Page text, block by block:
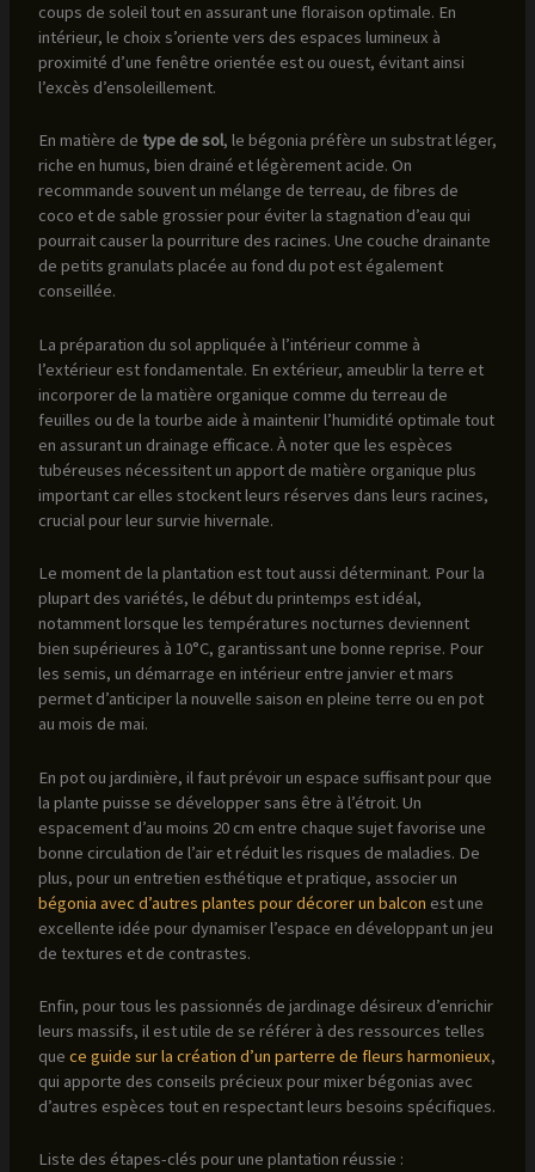
coups de soleil tout en assurant une floraison optimale. En
intérieur, le choix s’oriente vers des espaces lumineux à
proximité d’une fenêtre orientée est ou ouest, évitant ainsi
l’excès d’ensoleillement.
En matière de type de sol, le bégonia préfère un substrat léger,
riche en humus, bien drainé et légèrement acide. On
recommande souvent un mélange de terreau, de fibres de
coco et de sable grossier pour éviter la stagnation d’eau qui
pourrait causer la pourriture des racines. Une couche drainante
de petits granulats placée au fond du pot est également
conseillée.
La préparation du sol appliquée à l’intérieur comme à
l’extérieur est fondamentale. En extérieur, ameublir la terre et
incorporer de la matière organique comme du terreau de
feuilles ou de la tourbe aide à maintenir l’humidité optimale tout
en assurant un drainage efficace. À noter que les espèces
tubéreuses nécessitent un apport de matière organique plus
important car elles stockent leurs réserves dans leurs racines,
crucial pour leur survie hivernale.
Le moment de la plantation est tout aussi déterminant. Pour la
plupart des variétés, le début du printemps est idéal,
notamment lorsque les températures nocturnes deviennent
bien supérieures à 10°C, garantissant une bonne reprise. Pour
les semis, un démarrage en intérieur entre janvier et mars
permet d’anticiper la nouvelle saison en pleine terre ou en pot
au mois de mai.
En pot ou jardinière, il faut prévoir un espace suffisant pour que
la plante puisse se développer sans être à l’étroit. Un
espacement d’au moins 20 cm entre chaque sujet favorise une
bonne circulation de l’air et réduit les risques de maladies. De
plus, pour un entretien esthétique et pratique, associer un
bégonia avec d’autres plantes pour décorer un balcon est une
excellente idée pour dynamiser l’espace en développant un jeu
de textures et de contrastes.
Enfin, pour tous les passionnés de jardinage désireux d’enrichir
leurs massifs, il est utile de se référer à des ressources telles
que ce guide sur la création d’un parterre de fleurs harmonieux,
qui apporte des conseils précieux pour mixer bégonias avec
d’autres espèces tout en respectant leurs besoins spécifiques.
Liste des étapes-clés pour une plantation réussie :